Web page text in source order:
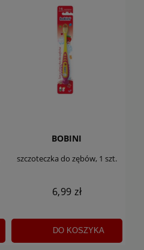
BOBINI
szczoteczka do zębów, 1 szt.
6,99 zł
DO KOSZYKA